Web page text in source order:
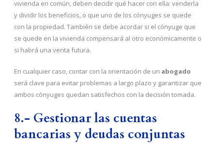
vivienda en común, deben decidir qué hacer con ella: venderla
y dividir los beneficios, o que uno de los cónyuges se quede
con la propiedad. También se debe acordar si el cónyuge que
se quede en la vivienda compensará al otro económicamente o
si habrá una venta futura.
En cualquier caso, contar con la orientación de un abogado
será clave para evitar problemas a largo plazo y garantizar que
ambos cónyuges quedan satisfechos con la decisión tomada.
8.- Gestionar las cuentas
bancarias y deudas conjuntas